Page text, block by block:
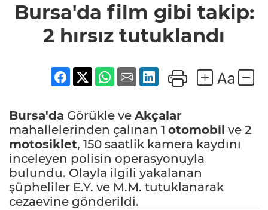
tutuklandı
Bursa'da film gibi takip:
2 hırsız tutuklandı
Bursa'da Görükle ve Akçalar
mahallelerinden çalınan 1 otomobil ve 2
motosiklet, 150 saatlik kamera kaydını
inceleyen polisin operasyonuyla
bulundu. Olayla ilgili yakalanan
şüpheliler E.Y. ve M.M. tutuklanarak
cezaevine gönderildi.